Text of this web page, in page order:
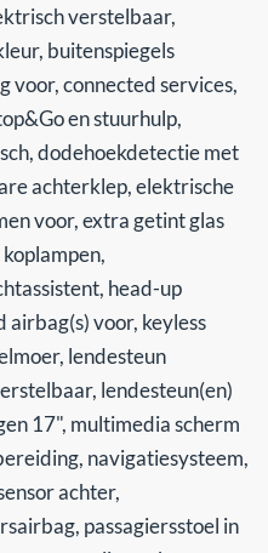
verstelbaar,
buitenspiegels
connected services,
en stuurhulp,
dodehoekdetectie met
achterklep, elektrische
voor, extra getint glas
head-up
airbag(s) voor, keyless
lendesteun
lendesteun(en)
17", multimedia scherm
navigatiesysteem,
achter,
passagiersstoel in